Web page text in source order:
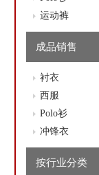
运动裤
成品销售
衬衣
西服
Polo衫
冲锋衣
按行业分类